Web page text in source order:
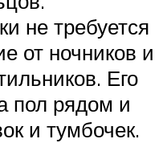
не требуется
от ночников и
Его
пол рядом и
и тумбочек.